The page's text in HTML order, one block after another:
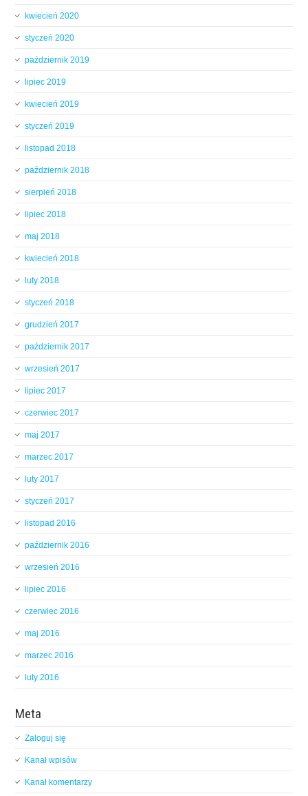
kwiecień 2020
styczeń 2020
październik 2019
lipiec 2019
kwiecień 2019
styczeń 2019
listopad 2018
październik 2018
sierpień 2018
lipiec 2018
maj 2018
kwiecień 2018
luty 2018
styczeń 2018
grudzień 2017
październik 2017
wrzesień 2017
lipiec 2017
czerwiec 2017
maj 2017
marzec 2017
luty 2017
styczeń 2017
listopad 2016
październik 2016
wrzesień 2016
lipiec 2016
czerwiec 2016
maj 2016
marzec 2016
luty 2016
Meta
Zaloguj się
Kanał wpisów
Kanał komentarzy